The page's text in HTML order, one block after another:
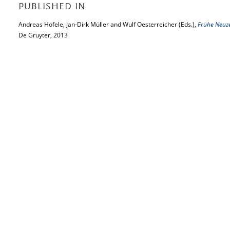
PUBLISHED IN
Andreas Höfele, Jan-Dirk Müller and Wulf Oesterreicher (Eds.), Frühe
De Gruyter, 2013